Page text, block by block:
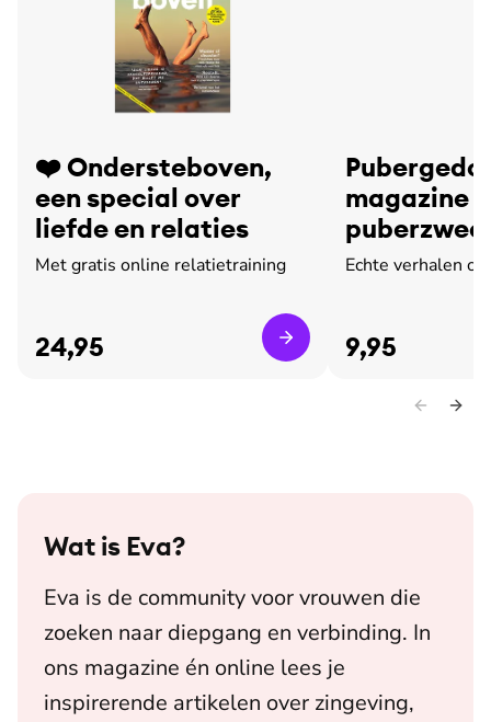
❤️ Ondersteboven,
een special over
liefde en relaties
Met gratis online relatietraining
24,95
magazine
leed
Echte verhalen
9,95
Wat is Eva?
Eva is de community voor vrouwen die
zoeken naar diepgang en verbinding. In
ons magazine én online lees je
inspirerende artikelen over zingeving,